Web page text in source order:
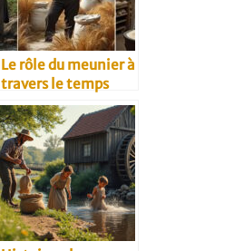
Le rôle du meunier à
travers le temps